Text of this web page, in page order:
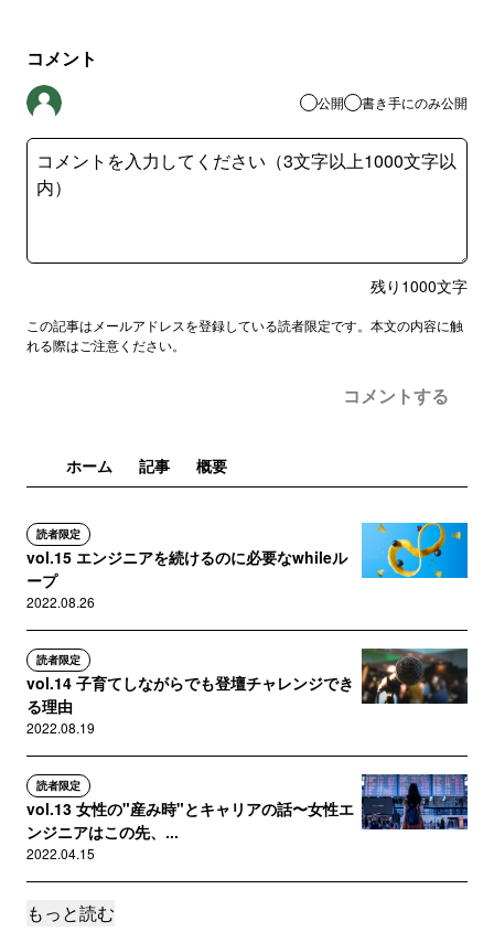
コメント
公開 書き手にのみ公開
残り 1000文字
この記事はメールアドレスを登録している読者限定です。本文の内容に触
れる際はご注意ください。
コメントする
ホーム 記事 概要
読者限定
vol.15 エンジニアを続けるのに必要なwhileル
ープ
2022.08.26
読者限定
vol.14 子育てしながらでも登壇チャレンジでき
る理由
2022.08.19
読者限定
vol.13 女性の"産み時"とキャリアの話〜女性エ
ンジニアはこの先、...
2022.04.15
読者限定
もっと読む